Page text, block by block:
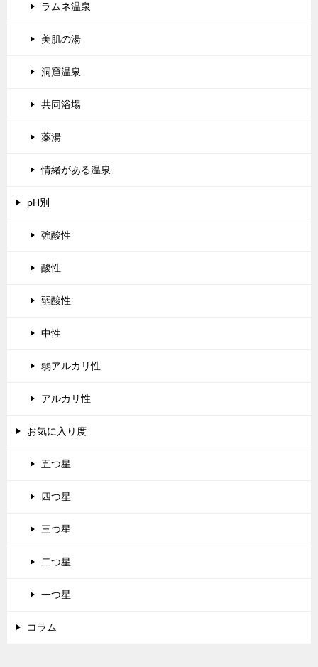
ラムネ温泉
美肌の湯
洞窟温泉
共同浴場
薬湯
情緒がある温泉
pH別
強酸性
酸性
弱酸性
中性
弱アルカリ性
アルカリ性
お気に入り度
五つ星
四つ星
三つ星
二つ星
一つ星
コラム